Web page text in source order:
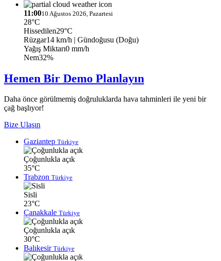
11:0010 Ağustos 2026, Pazartesi
28°C
Hissedilen29°C
Rüzgar14 km/h | Gündoğusu (Doğu)
Yağış Miktarı0 mm/h
Nem32%
Hemen Bir Demo Planlayın
Daha önce görülmemiş doğruluklarda hava tahminleri ile yeni bir
çağ başlıyor!
Bize Ulaşın
Gaziantep Türkiye
Çoğunlukla açık
35°C
Trabzon Türkiye
Sisli
23°C
Çanakkale Türkiye
Çoğunlukla açık
30°C
Balıkesir Türkiye